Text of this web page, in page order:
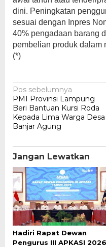
dini. Peningkatan
sesuai dengan Inpres
40% pengadaan barang
pembelian produk dalam
(*)
Navigasi
pos
Pos sebelumnya
PMI Provinsi Lampung
Beri Bantuan Kursi Roda
Kepada Lima Warga Desa
Banjar Agung
Jangan Lewatkan
Hadiri Rapat Dewan
Pengurus III APKASI